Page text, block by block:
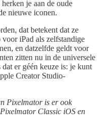
je aan de oude
nieuwe iconen.
dat betekent dat ze
iPad als zelfstandige
en datzelfde geldt voor
zitten nu in de universele
er géén keuze is: je kunt
Creator Studio-
Pixelmator is er ook
Classic iOS en